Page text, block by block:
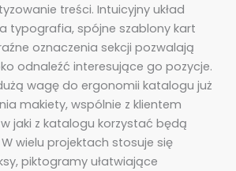
treści. Intuicyjny układ
typografia, spójne szablony kart
oznaczenia sekcji pozwalają
odnaleźć interesujące go pozycje.
wagę do ergonomii katalogu już
makiety, wspólnie z klientem
jaki z katalogu korzystać będą
wielu projektach stosuje się
piktogramy ułatwiające